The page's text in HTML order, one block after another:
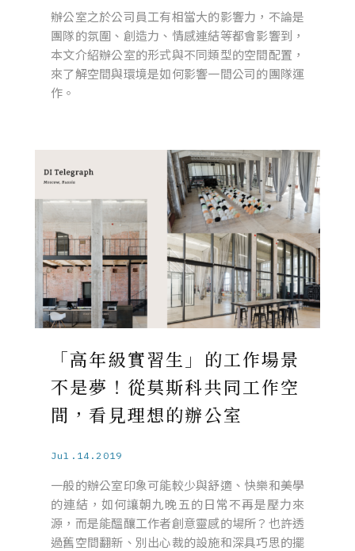
辦公室之於公司員工有相當大的影響力，不論是
團隊的氛圍、創造力、情感連結等都會影響到，
本文介紹辦公室的形式與不同類型的空間配置，
來了解空間與環境是如何影響一間公司的團隊運
作。
「高年級實習生」的工作場景
不是夢！從莫斯科共同工作空
間，看見理想的辦公室
Jul.14.2019
一般的辦公室印象可能較少與舒適、快樂和美學
的連結，如何讓朝九晚五的日常不再是壓力來
源，而是能醞釀工作者創意靈感的場所？也許透
過舊空間翻新、別出心裁的設施和深具巧思的擺